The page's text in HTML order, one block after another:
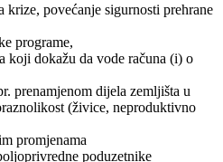
krize, povećanje sigurnosti prehrane
programe,
koji dokažu da vode računa (i) o
prenamjenom dijela zemljišta u
(živice, neproduktivno
promjenama
poduzetnike